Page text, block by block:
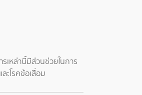
เหล่านี้มีส่วนช่วยในการ
ะโรคข้อเสื่อม